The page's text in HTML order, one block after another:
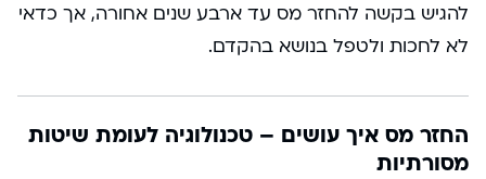
להגיש בקשה להחזר מס עד ארבע שנים אחורה, אך כדאי
לא לחכות ולטפל בנושא בהקדם.
החזר מס איך עושים – טכנולוגיה לעומת שיטות
מסורתיות